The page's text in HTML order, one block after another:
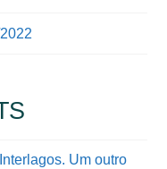
Um outro